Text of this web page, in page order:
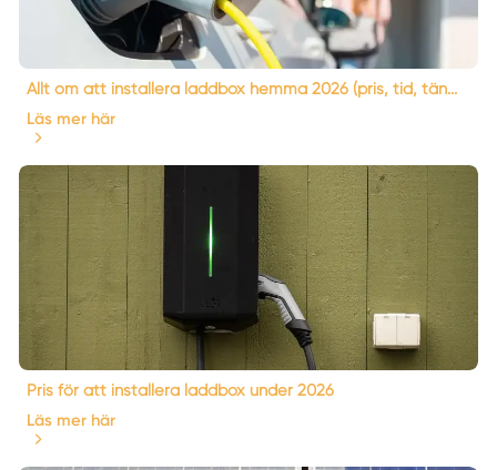
Allt om att installera laddbox hemma 2026 (pris, tid, tän...
Läs mer här
Pris för att installera laddbox under 2026
Läs mer här